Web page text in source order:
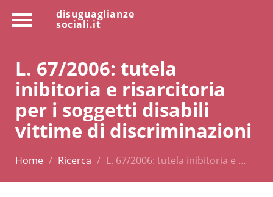
disuguaglianze
sociali.it
L. 67/2006: tutela
inibitoria e risarcitoria
per i soggetti disabili
vittime di discriminazioni
Home Ricerca L. 67/2006: tutela inibitoria e …